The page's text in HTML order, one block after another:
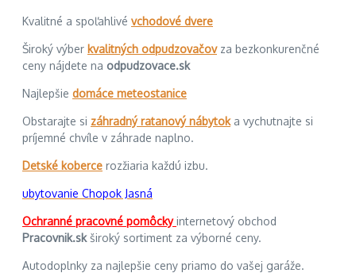
Kvalitné a spoľahlivé vchodové dvere
Široký výber kvalitných odpudzovačovza bezkonkurenčné
ceny nájdete na odpudzovace.sk
Najlepšie domáce meteostanice
Obstarajte si záhradný ratanový nábytoka vychutnajte si
príjemné chvíle v záhrade naplno.
Detské koberce rozžiaria každú izbu.
ubytovanie Chopok Jasná
Ochranné pracovné pomôckyinternetový obchod
Pracovnik.skširoký sortiment za výborné ceny.
Autodoplnky za najlepšie ceny priamo do vašej garáže.